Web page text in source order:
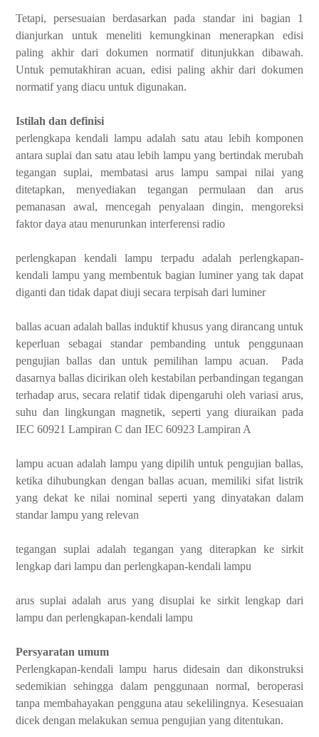
Tetapi, persesuaian berdasarkan pada standar ini bagian 1
dianjurkan untuk meneliti kemungkinan menerapkan edisi
paling akhir dari dokumen normatif ditunjukkan dibawah.
Untuk pemutakhiran acuan, edisi paling akhir dari dokumen
normatif yang diacu untuk digunakan.
Istilah dan definisi
perlengkapa kendali lampu adalah satu atau lebih komponen
antara suplai dan satu atau lebih lampu yang bertindak merubah
tegangan suplai, membatasi arus lampu sampai nilai yang
ditetapkan, menyediakan tegangan permulaan dan arus
pemanasan awal, mencegah penyalaan dingin, mengoreksi
faktor daya atau menurunkan interferensi radio
perlengkapan kendali lampu terpadu adalahperlengkapan-
kendali lampu yang membentuk bagian luminer yang tak dapat
diganti dan tidak dapat diuji secara terpisah dari luminer
ballas acuan adalah ballas induktif khusus yang dirancang untuk
keperluan sebagai standar pembanding untuk penggunaan
pengujian ballas dan untuk pemilihan lampu acuan. Pada
dasarnya ballas dicirikan oleh kestabilan perbandingan tegangan
terhadap arus, secara relatif tidak dipengaruhi oleh variasi arus,
suhu dan lingkungan magnetik, seperti yang diuraikan pada
IEC 60921 Lampiran C dan IEC 60923 Lampiran A
lampu acuan adalah lampu yang dipilih untuk pengujian ballas,
ketika dihubungkan dengan ballas acuan, memiliki sifat listrik
yang dekat ke nilai nominal seperti yang dinyatakan dalam
standar lampu yang relevan
tegangan suplai adalah tegangan yang diterapkan ke sirkit
lengkap dari lampu dan perlengkapan-kendali lampu
arus suplai adalah arus yang disuplai ke sirkit lengkap dari
lampu dan perlengkapan-kendali lampu
Persyaratan umum
Perlengkapan-kendali lampu harus didesain dan dikonstruksi
sedemikian sehingga dalam penggunaan normal, beroperasi
tanpa membahayakan pengguna atau sekelilingnya. Kesesuaian
dicek dengan melakukan semua pengujian yang ditentukan.